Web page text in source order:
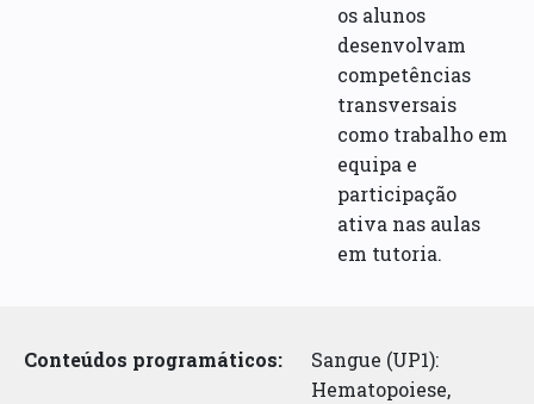
os alunos
desenvolvam
competências
transversais
como trabalho em
equipa e
participação
ativa nas aulas
em tutoria.
Conteúdos programáticos:
Sangue (UP1):
Hematopoiese,